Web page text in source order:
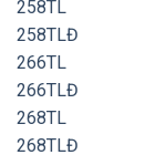
258TL
258TLĐ
266TL
266TLĐ
268TL
268TLĐ